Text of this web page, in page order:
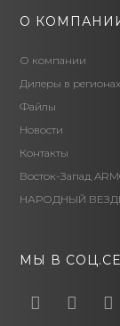
О
О компании
Дилеры в регионах
Файлы
Новости
Контакты
Восток-Запад
НАРОДНЫЙ
МЫ В
Facebook